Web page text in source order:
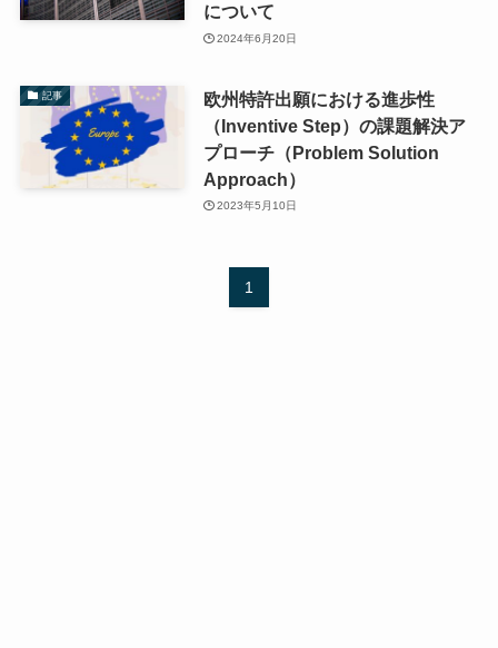
について
2024年6月20日
記事
欧州特許出願における進歩性
（Inventive Step）の課題解決ア
プローチ（Problem Solution
Approach）
2023年5月10日
1